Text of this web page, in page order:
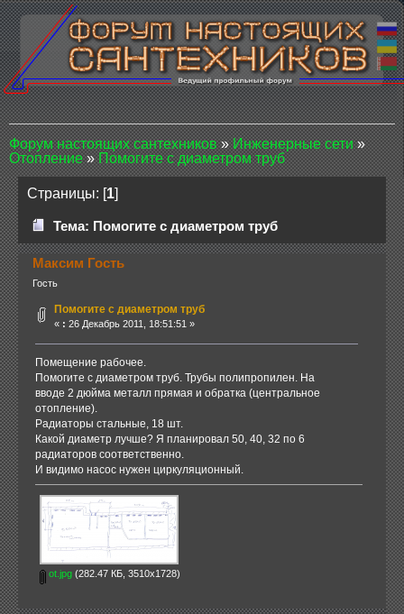
Форум настоящих сантехников»Инженерные сети»
Отопление»Помогите с диаметром труб
Страницы: [1]
Тема: Помогите с диаметром труб
Максим Гость
Гость
Помогите с диаметром труб
« : 26 Декабрь 2011, 18:51:51 »
Помещение рабочее.
Помогите с диаметром труб. Трубы полипропилен. На
вводе 2 дюйма металл прямая и обратка (центральное
отопление).
Радиаторы стальные, 18 шт.
Какой диаметр лучше? Я планировал 50, 40, 32 по 6
радиаторов соответственно.
И видимо насос нужен циркуляционный.
ot.jpg (282.47 КБ, 3510x1728)